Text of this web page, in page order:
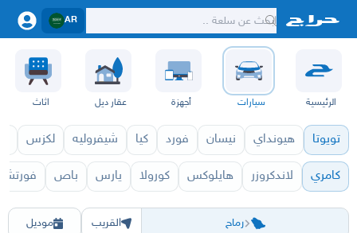
AR
الرئيسية سيارات أجهزة عقار ديل اثاث
تويوتا هيونداي نيسان فورد كيا شيفروليه لكزس
كامري لاندكروزر هايلوكس كورولا يارس باص
رماح
الرياض الدرعية السليل القويعيةالمجمعة
القريب موديل
كامري 2027 كامري